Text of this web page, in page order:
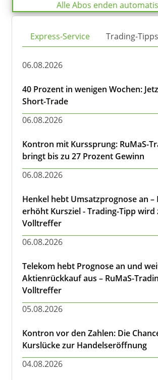
Alle Abos enden
Express-Service Trading-Tipps
06.08.2026
40 Prozent in wenigen Wochen:
Short-Trade
06.08.2026
Kontron mit Kurssprung: RuMaS-
bringt bis zu 27 Prozent Gewinn
06.08.2026
Henkel hebt Umsatzprognose an –
erhöht Kursziel - Trading-Tipp wird
Volltreffer
06.08.2026
Telekom hebt Prognose an und
Aktienrückkauf aus – RuMaS-
Volltreffer
05.08.2026
Kontron vor den Zahlen: Die
Kurslücke zur Handelseröffnung
04.08.2026